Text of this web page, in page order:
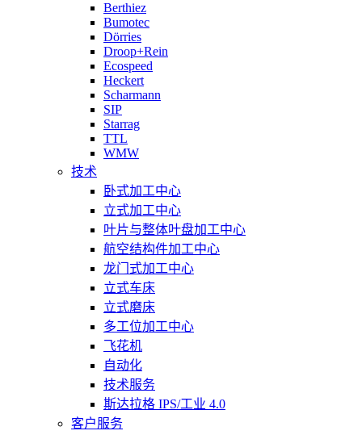
Berthiez
Bumotec
Dörries
Droop+Rein
Ecospeed
Heckert
Scharmann
SIP
Starrag
TTL
WMW
技术
卧式加工中心
立式加工中心
叶片与整体叶盘加工中心
航空结构件加工中心
龙门式加工中心
立式车床
立式磨床
多工位加工中心
飞花机
自动化
技术服务
斯达拉格 IPS/工业 4.0
客户服务